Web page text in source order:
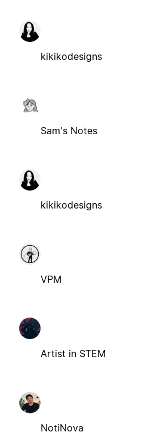
kikikodesigns
Sam's Notes
kikikodesigns
VPM
Artist in STEM
NotiNova